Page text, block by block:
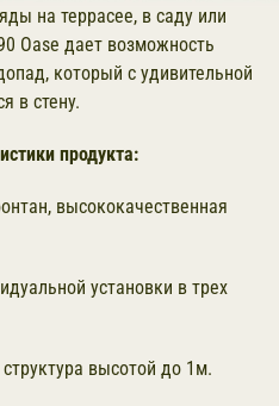
на террасее, в саду или
Oase дает возможность
который с удивительной
в стену.
продукта:
высококачественная
установки в трех
высотой до 1м.